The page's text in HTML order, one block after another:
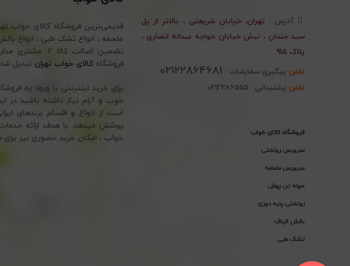
آدرس : تهران، خیابان شریعتی ، بالاتر از پل
سید خندان ، نبش خیابان خواجه عبداله انصاری ،
پلاک 915
تلفن پیگیری سفارشات : 02122864681
تلفن پشتیبانی : 02122865115
فروشگاه کالای خواب
سرویس روتختی
سرویس ملحفه
حوله تن پوش
روتختی پنبه دوزی
بالش الیاف
تشک طبی
قدیمی‌ترین فروشگاه کالای
فروشگاهکالای خواب تهران تبدیل
برای خرید اینترنتی با ورود به
خوب و آرام نیاز داشته باشید در
است از انواع و اقسام برندهای
پوشش میدهد. با هدف ارائه خدمات
خواب ، امکان خرید حضوری نیز